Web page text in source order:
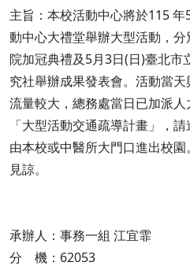
主旨：本校活動中心將於115
動中心大禮堂舉辦大型活動，
院加冠典禮及5月3日(日)臺北市
究社舉辦成果發表會。活動當
流量較大，總務處當日已加派
「大型活動交通疏導計畫」，
由本校或中醫所大門口進出校
見諒。
承辦人：事務一組 江宜霏
分 機：62053